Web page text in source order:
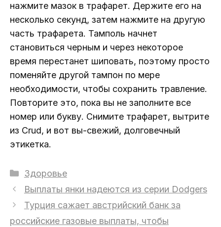
нажмите мазок в трафарет. Держите его на
несколько секунд, затем нажмите на другую
часть трафарета. Тамполь начнет
становиться черным и через некоторое
время перестанет шиповать, поэтому просто
поменяйте другой тампон по мере
необходимости, чтобы сохранить травление.
Повторите это, пока вы не заполните все
номер или букву. Снимите трафарет, вытрите
из Crud, и вот вы-свежий, долговечный
этикетка.
Рубрики
Здоровье
Выплаты янки надеются из серии Dodgers
Турция сажает австрийский банк за
российские газовые выплаты, чтобы